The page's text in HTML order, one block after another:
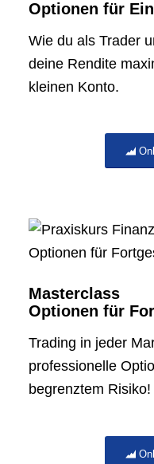
Optionen für
Wie du als Trader
deine Rendite
kleinen Konto.
Masterclass
Optionen für
Trading in jeder
professionelle
begrenztem Risiko!